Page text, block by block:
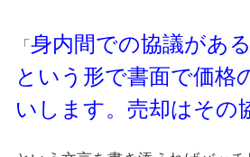
「 身内間での協議があ
という形で書面で価格
いします。売却はその